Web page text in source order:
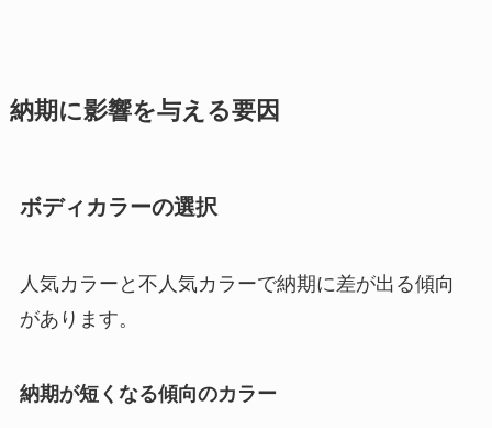
納期に影響を与える要因
ボディカラーの選択
人気カラーと不人気カラーで納期に差が出る傾向
があります。
納期が短くなる傾向のカラー